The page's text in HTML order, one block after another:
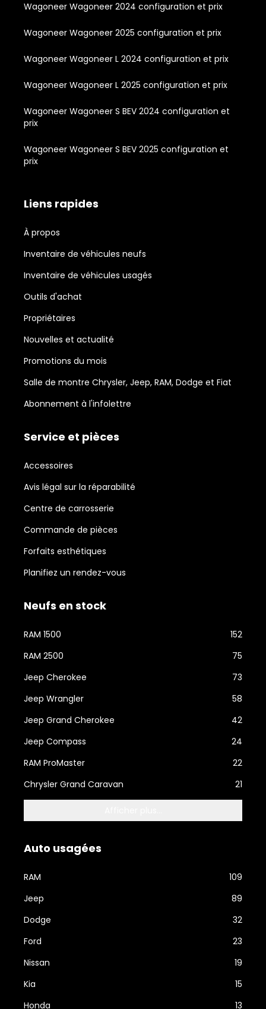
Wagoneer Wagoneer 2024 configuration et prix
Wagoneer Wagoneer 2025 configuration et prix
Wagoneer Wagoneer L 2024 configuration et prix
Wagoneer Wagoneer L 2025 configuration et prix
Wagoneer Wagoneer S BEV 2024 configuration et
prix
Wagoneer Wagoneer S BEV 2025 configuration et
prix
Liens rapides
À propos
Inventaire de véhicules neufs
Inventaire de véhicules usagés
Outils d'achat
Propriétaires
Nouvelles et actualité
Promotions du mois
Salle de montre Chrysler, Jeep, RAM, Dodge et Fiat
Abonnement à l'infolettre
Service et pièces
Accessoires
Avis légal sur la réparabilité
Centre de carrosserie
Commande de pièces
Forfaits esthétiques
Planifiez un rendez-vous
Neufs en stock
RAM 1500
152
RAM 2500
75
Jeep Cherokee
73
Jeep Wrangler
58
Jeep Grand Cherokee
42
Jeep Compass
24
RAM ProMaster
22
Chrysler Grand Caravan
21
Auto usagées
RAM
109
Jeep
89
Dodge
32
Ford
23
Nissan
19
Kia
15
Honda
13